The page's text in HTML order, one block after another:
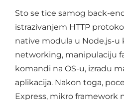
Sto se tice samog back-
istrazivanjem HTTP
native modula u Node.js-u
networking, manipulaciju
komandi na OS-u, izradu
aplikacija. Nakon toga,
Express, mikro framework